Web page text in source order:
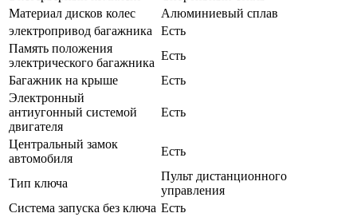
Материал дисков колес
Алюминиевый сплав
электропривод багажника
Есть
Память положения
электрического багажника
Есть
Багажник на крыше
Есть
Электронный
антиугонный системой
двигателя
Есть
Центральный замок
автомобиля
Есть
Тип ключа
Пульт дистанционного
управления
Система запуска без ключа Есть